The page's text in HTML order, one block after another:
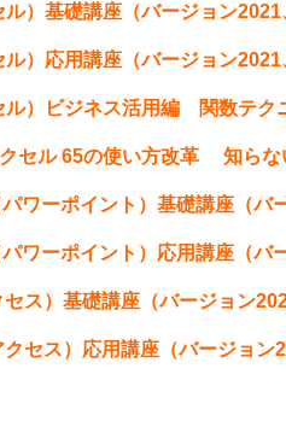
ル）基礎講座（バージョン
ル）応用講座（バージョン
ル）ビジネス活用編 関数テク
セル 65の使い方改革 知ら
ワーポイント）基礎講座（バ
ワーポイント）応用講座（バ
ス）基礎講座（バージョン
セス）応用講座（バージョン